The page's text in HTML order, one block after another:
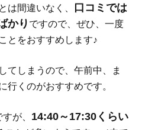
は間違いなく、
口コミでは
かり ですので、ぜひ、一度
とをおすすめします♪
てしまうので、午前中、ま
行くのがおすすめです。
が、 14:40～17:30くらい